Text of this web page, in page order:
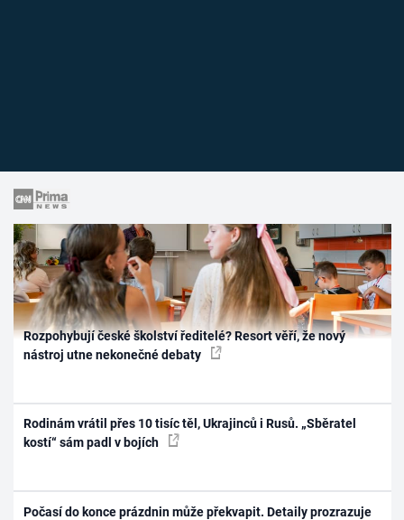
Rozpohybují české školství ředitelé? Resort věří, že nový
nástroj utne nekonečné debaty
Rodinám vrátil přes 10 tisíc těl, Ukrajinců i Rusů. „Sběratel
kostí“ sám padl v bojích
Počasí do konce prázdnin může překvapit. Detaily prozrazuje